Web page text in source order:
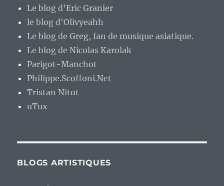
Le blog d'Eric Granier
le blog d'Olivyeahh
Le blog de Greg, fan de musique asiatique.
Le blog de Nicolas Karolak
Parigot-Manchot
Philippe.Scoffoni.Net
Tristan Nitot
uTux
BLOGS ARTISTIQUES